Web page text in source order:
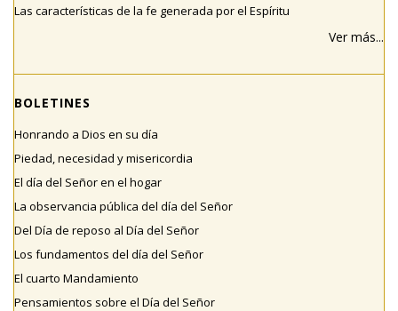
Las características de la fe generada por el Espíritu
Ver más...
BOLETINES
Honrando a Dios en su día
Piedad, necesidad y misericordia
El día del Señor en el hogar
La observancia pública del día del Señor
Del Día de reposo al Día del Señor
Los fundamentos del día del Señor
El cuarto Mandamiento
Pensamientos sobre el Día del Señor